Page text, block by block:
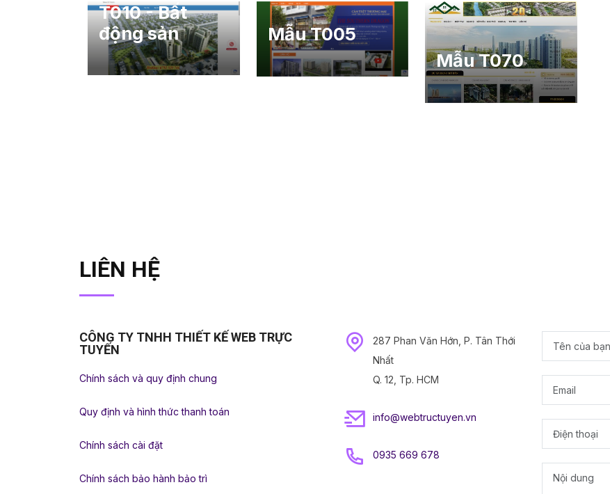
T010 - Bất
động sản
Mẫu T005
Mẫu T070
LIÊN HỆ
CÔNG TY TNHH THIẾT KẾ WEB TRỰC
TUYẾN
Chính sách và quy định chung
Quy định và hình thức thanh toán
Chính sách cài đặt
Chính sách bảo hành bảo trì
287 Phan Văn Hớn, P. Tân Thới
Nhất
Q. 12, Tp. HCM
info@webtructuyen.vn
0935 669 678